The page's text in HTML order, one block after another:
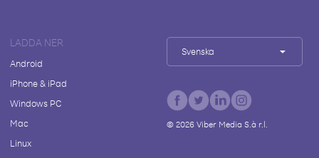
LADDA NER
Android
iPhone & iPad
Windows PC
Mac
Linux
Svenska
© 2026Viber Media S.à r.l.